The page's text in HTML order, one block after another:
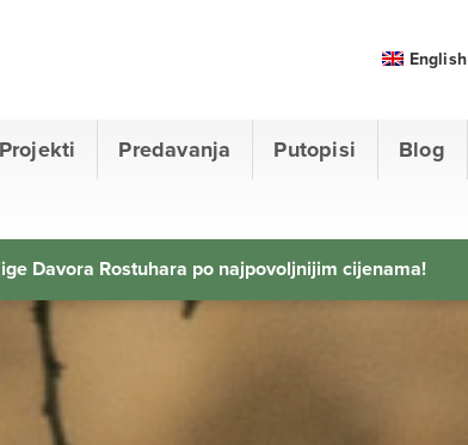
Projekti Predavanja Putopisi Blog
English
Davora Rostuhara po najpovoljnijim cijenama!